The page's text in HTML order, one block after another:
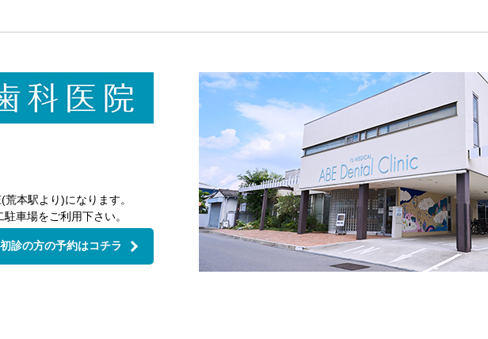
本駅より)になります。
車場をご利用下さい。
初診の方の予約はコチラ